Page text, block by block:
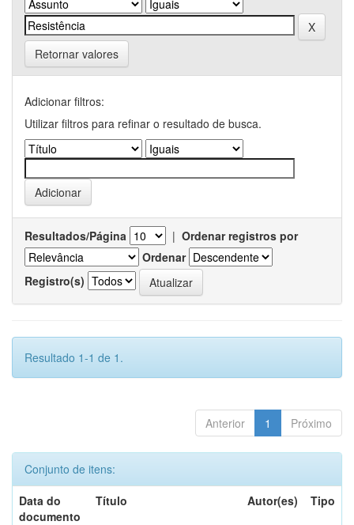
Retornar valores
Adicionar filtros:
Utilizar filtros para refinar o resultado de busca.
Resultados/Página | Ordenar registros por
Ordenar
Registro(s)
Resultado 1-1 de 1.
Anterior 1 Próximo
Conjunto de itens:
Data do
documento
Título Autor(es) Tipo